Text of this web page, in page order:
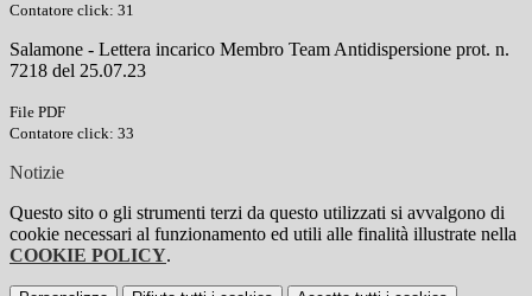
Contatore click: 31
Salamone - Lettera incarico Membro Team Antidispersione prot. n.
7218 del 25.07.23
File PDF
Contatore click: 33
Notizie
Questo sito o gli strumenti terzi da questo utilizzati si avvalgono di
cookie necessari al funzionamento ed utili alle finalità illustrate nella
COOKIE POLICY.